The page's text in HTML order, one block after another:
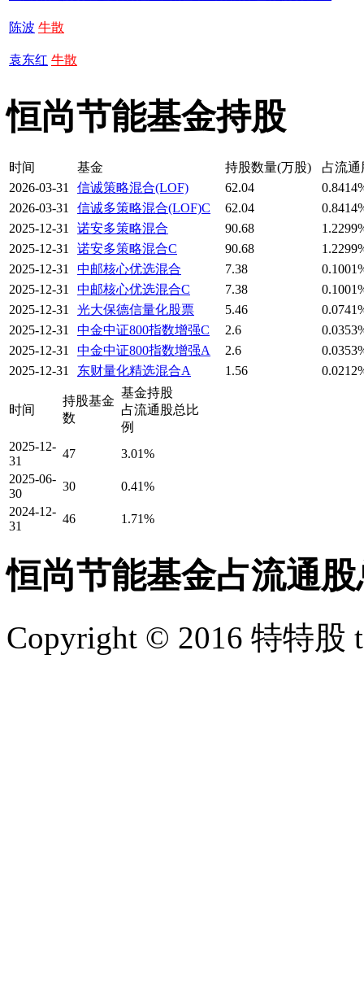
陈波 牛散
袁东红 牛散
恒尚节能基金持股
时间 基金 持股数量(万股)
占流
2026-03-31
信诚策略混合(LOF) 62.04
2026-03-31
信诚多策略混合(LOF)C 62.04
2025-12-31
诺安多策略混合 90.68
2025-12-31
诺安多策略混合C 90.68
2025-12-31
中邮核心优选混合 7.38
2025-12-31
中邮核心优选混合C 7.38
2025-12-31
光大保德信量化股票 5.46
2025-12-31
中金中证800指数增强C 2.6
2025-12-31
中金中证800指数增强A 2.6
2025-12-31
东财量化精选混合A 1.56
时间
持股基金
数
基金持股
占流通股总比
例
2025-12-
31
47
3.01%
2025-06-
30
30
0.41%
2024-12-
31
46 1.71%
恒尚节能基金占流通
Copyright © 2016 特特股